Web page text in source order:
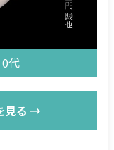
代
見る →